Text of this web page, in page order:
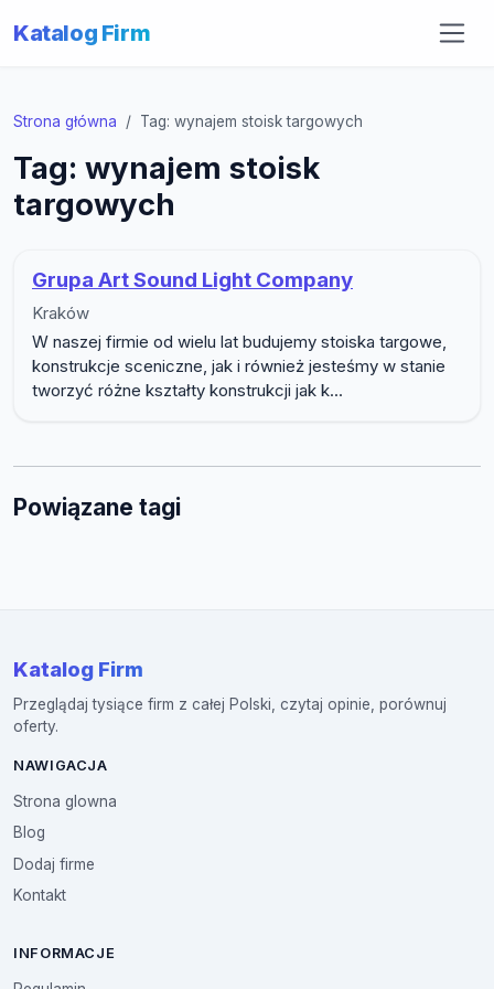
Katalog Firm
Strona główna Tag: wynajem stoisk targowych
Tag: wynajem stoisk
targowych
Grupa Art Sound Light Company
Kraków
W naszej firmie od wielu lat budujemy stoiska targowe,
konstrukcje sceniczne, jak i również jesteśmy w stanie
tworzyć różne kształty konstrukcji jak k...
Powiązane tagi
Katalog Firm
Przeglądaj tysiące firm z całej Polski, czytaj opinie, porównuj
oferty.
NAWIGACJA
Strona glowna
Blog
Dodaj firme
Kontakt
INFORMACJE